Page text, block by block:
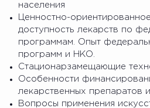
населения
Ценностно-
доступность лекарств по
программам. Опыт
программ и НКО.
Стационарзамещающие
Особенности
лекарственных препаратов
Вопросы применения